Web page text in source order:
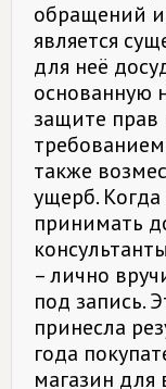
обращений
является
для неё
основанную
защите прав
также
ущерб. Когда
принимать
– лично
под запись.
принесла
года
магазин для